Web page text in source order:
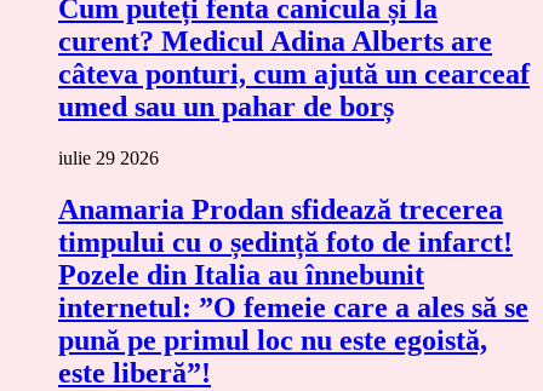
Cum puteți fenta canicula și la
curent? Medicul Adina Alberts are
câteva ponturi, cum ajută un cearceaf
umed sau un pahar de borș
iulie 29 2026
Anamaria Prodan sfidează trecerea
timpului cu o ședință foto de infarct!
Pozele din Italia au înnebunit
internetul: ”O femeie care a ales să se
pună pe primul loc nu este egoistă,
este liberă”!